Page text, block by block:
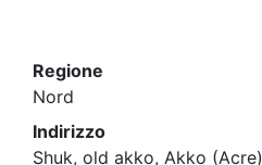
Regione
Nord
Indirizzo
Shuk, old akko, Akko (Acre)